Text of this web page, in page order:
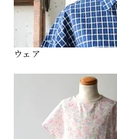
ウェア